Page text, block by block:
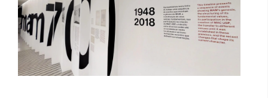
Modo Pompéia Studio 31 m² - EVEN